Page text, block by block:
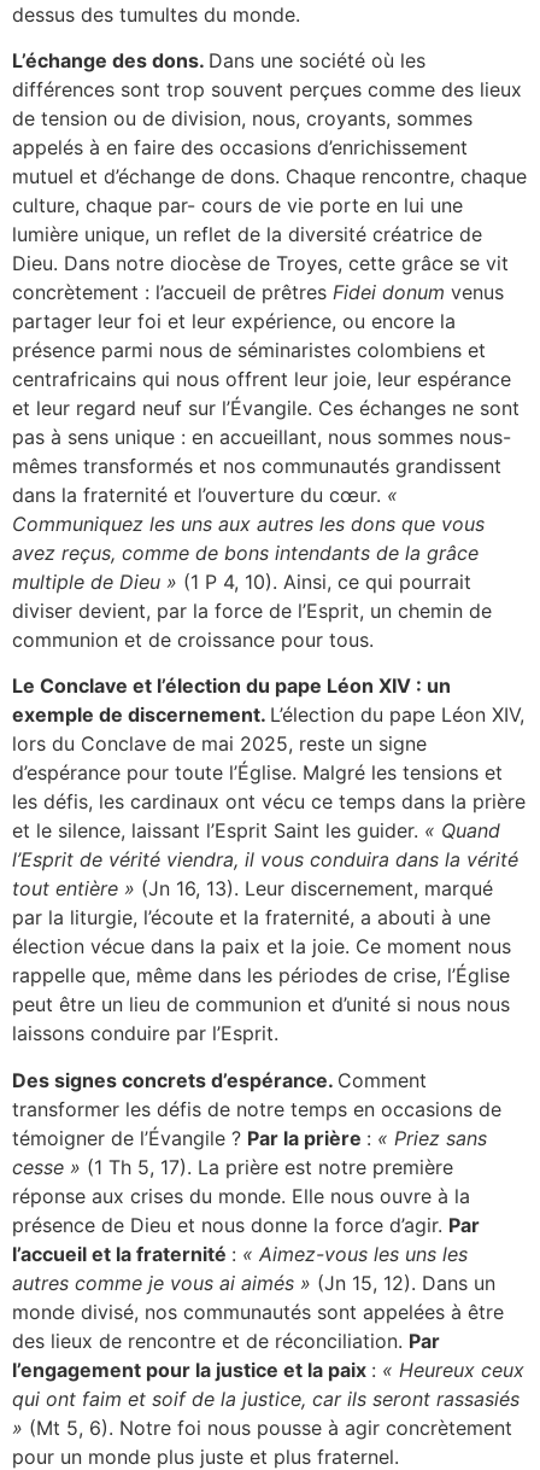
dessus des tumultes du monde.
L’échange des dons. Dans une société où les
différences sont trop souvent perçues comme des lieux
de tension ou de division, nous, croyants, sommes
appelés à en faire des occasions d’enrichissement
mutuel et d’échange de dons. Chaque rencontre, chaque
culture, chaque par- cours de vie porte en lui une
lumière unique, un reflet de la diversité créatrice de
Dieu. Dans notre diocèse de Troyes, cette grâce se vit
concrètement : l’accueil de prêtres Fidei donum venus
partager leur foi et leur expérience, ou encore la
présence parmi nous de séminaristes colombiens et
centrafricains qui nous offrent leur joie, leur espérance
et leur regard neuf sur l’Évangile. Ces échanges ne sont
pas à sens unique : en accueillant, nous sommes nous-
mêmes transformés et nos communautés grandissent
dans la fraternité et l’ouverture du cœur. «
Communiquez les uns aux autres les dons que vous
avez reçus, comme de bons intendants de la grâce
multiple de Dieu » (1 P 4, 10). Ainsi, ce qui pourrait
diviser devient, par la force de l’Esprit, un chemin de
communion et de croissance pour tous.
Le Conclave et l’élection du pape Léon XIV : un
exemple de discernement. L’élection du pape Léon XIV,
lors du Conclave de mai 2025, reste un signe
d’espérance pour toute l’Église. Malgré les tensions et
les défis, les cardinaux ont vécu ce temps dans la prière
et le silence, laissant l’Esprit Saint les guider. « Quand
l’Esprit de vérité viendra, il vous conduira dans la vérité
tout entière » (Jn 16, 13). Leur discernement, marqué
par la liturgie, l’écoute et la fraternité, a abouti à une
élection vécue dans la paix et la joie. Ce moment nous
rappelle que, même dans les périodes de crise, l’Église
peut être un lieu de communion et d’unité si nous nous
laissons conduire par l’Esprit.
Des signes concrets d’espérance. Comment
transformer les défis de notre temps en occasions de
témoigner de l’Évangile ? Par la prière : « Priez sans
cesse » (1 Th 5, 17). La prière est notre première
réponse aux crises du monde. Elle nous ouvre à la
présence de Dieu et nous donne la force d’agir. Par
l’accueil et la fraternité : « Aimez-vous les uns les
autres comme je vous ai aimés » (Jn 15, 12). Dans un
monde divisé, nos communautés sont appelées à être
des lieux de rencontre et de réconciliation. Par
l’engagement pour la justice et la paix : « Heureux ceux
qui ont faim et soif de la justice, car ils seront rassasiés
» (Mt 5, 6). Notre foi nous pousse à agir concrètement
pour un monde plus juste et plus fraternel.